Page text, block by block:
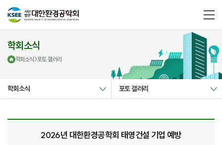
메
뉴
학회소식
학회소식>포토 갤러리
학회소식 포토 갤러리
2026년 대한환경공학회 태영건설 기업 예방